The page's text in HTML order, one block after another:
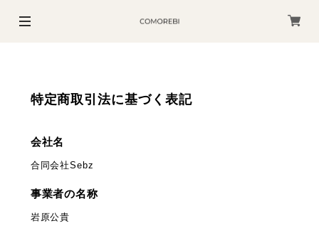
特定商取引法に基づく表記
会社名
合同会社Sebz
事業者の名称
岩原公貴